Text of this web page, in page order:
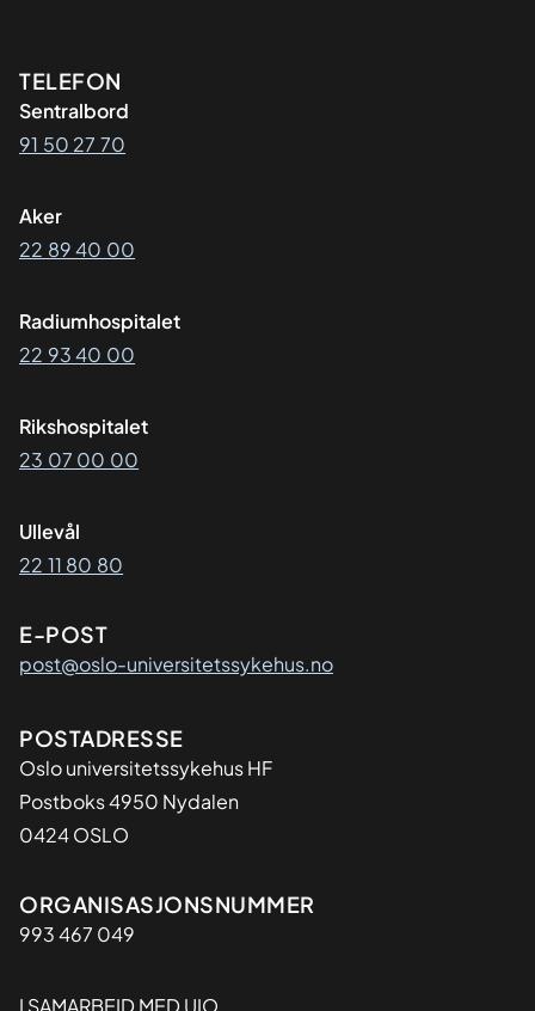
Kontaktinformasjon
TELEFON
Sentralbord
91 50 27 70
Aker
22 89 40 00
Radiumhospitalet
22 93 40 00
Rikshospitalet
23 07 00 00
Ullevål
22 11 80 80
E-POST
post@oslo-universitetssykehus.no
Adresse
POSTADRESSE
Oslo universitetssykehus HF
Postboks 4950 Nydalen
0424 OSLO
Organisasjon
ORGANISASJONSNUMMER
993 467 049
I SAMARBEID MED UIO